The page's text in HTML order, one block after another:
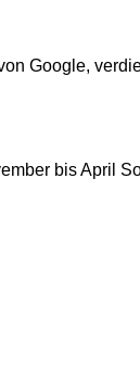
Google,
bis April